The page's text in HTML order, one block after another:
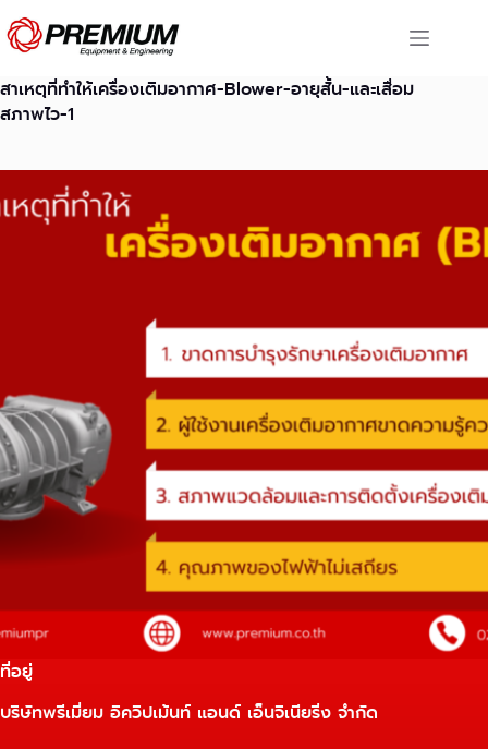
Skip
to
content
สาเหตุที่ทำให้เครื่องเติมอากาศ-Blower-อายุสั้น-และเสื่อม
สภาพไว-1
ที่อยู่
บริษัทพรีเมี่ยม อิควิปเม้นท์ แอนด์ เอ็นจิเนียริ่ง จำกัด